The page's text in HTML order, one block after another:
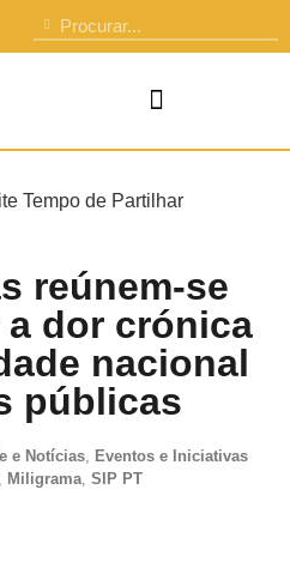
reúnem-se
a dor crónica
nacional
públicas
e Notícias
Eventos e Iniciativas
Miligrama SIP PT